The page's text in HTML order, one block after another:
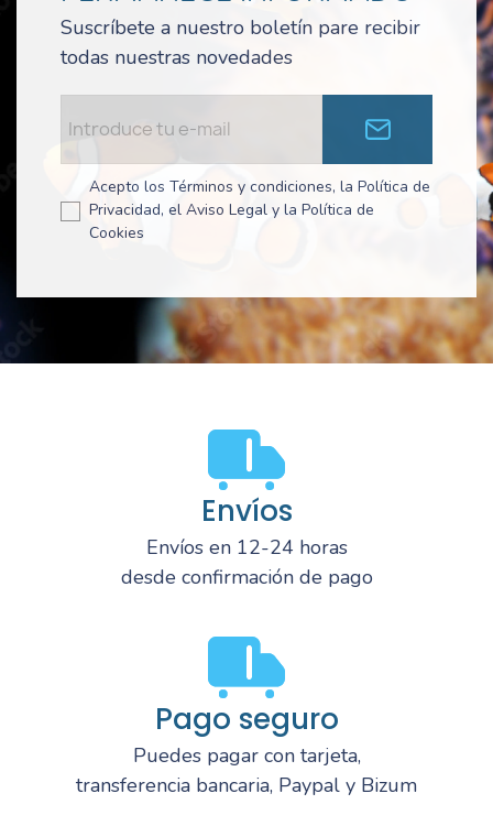
Suscríbete a nuestro boletín pare recibir
todas nuestras novedades
Acepto los Términos y condiciones, la Política de
Privacidad, el Aviso Legal y la Política de
Cookies
Envíos
Envíos en 12-24 horas
desde confirmación de pago
Pago seguro
Puedes pagar con tarjeta,
transferencia bancaria, Paypal y Bizum